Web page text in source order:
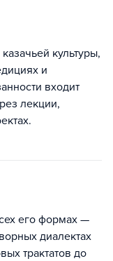
культуры,
и
входит
лекции,
его формах —
диалектах
трактатов до